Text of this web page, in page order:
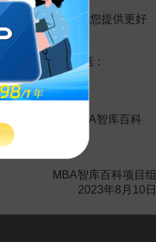
舉報 。
费制度，以便为您提供更好
，您的权益将包括：
诚邀您加入MBA智库百科
！
MBA智库百科项目组
2023年8月10日